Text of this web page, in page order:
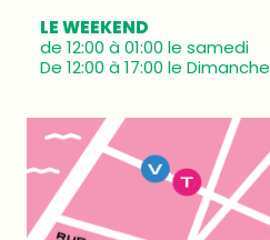
LE WEEKEND
de 12:00 à 01:00 le samedi
De 12:00 à 17:00 le Dimanche